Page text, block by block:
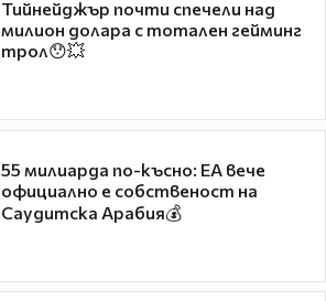
Тийнейджър почти спечели над
милион долара с тотален гейминг
трол😯💥
55 милиарда по-късно: EA вече
официално е собственост на
Саудитска Арабия💰